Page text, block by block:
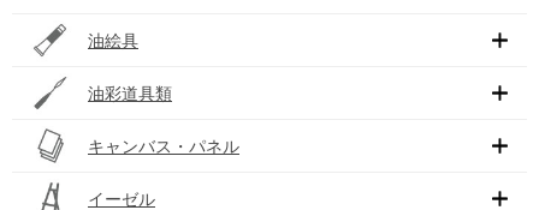
油絵具
油彩道具類
キャンバス・パネル
イーゼル